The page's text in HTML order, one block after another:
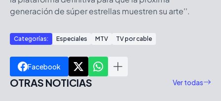
generación de súper estrellas muestren su arte''.
Categorías: Especiales MTV TV por cable
Facebook
OTRAS NOTICIAS Ver todas